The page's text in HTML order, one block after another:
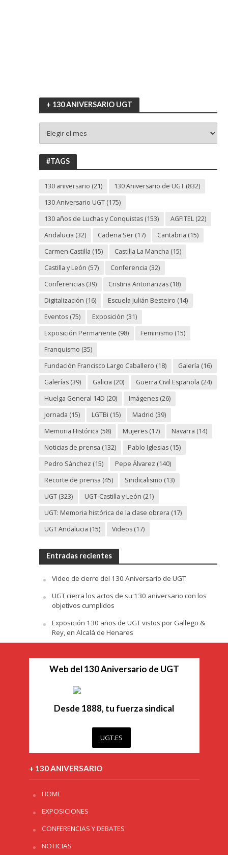
+ 130 ANIVERSARIO UGT
130
ANIVERSARIO
UGT
#TAGS
130 aniversario (21) 130 Aniversario de UGT(832)
130 Aniversario UGT(175)
130 años de Luchas y Conquistas(153) AGFITEL(22)
Andalucia (32) Cadena Ser(17) Cantabria (15)
Carmen Castilla (15) Castilla La Mancha (15)
Castilla y León (57) Conferencia (32)
Conferencias(39) Cristina Antoñanzas(18)
Digitalización (16) Escuela Julián Besteiro (14)
Eventos(75) Exposición (31)
Exposición Permanente (98) Feminismo (15)
Franquismo (35)
Fundación Francisco Largo Caballero (18) Galería (16)
Galerías(39) Galicia (20) Guerra Civil Española (24)
Huelga General 14D (20) Imágenes(26)
Jornada (15) LGTBi (15) Madrid (39)
Memoria Histórica (58) Mujeres(17) Navarra (14)
Noticias de prensa (132) Pablo Iglesias(15)
Pedro Sánchez (15) Pepe Álvarez (140)
Recorte de prensa (45) Sindicalismo (13)
UGT(323) UGT-Castilla y León (21)
UGT: Memoria histórica de la clase obrera (17)
UGT Andalucia (15) Videos(17)
Entradas recientes
Video de cierre del 130 Aniversario de UGT
UGT cierra los actos de su 130 aniversario con los
objetivos cumplidos
Exposición 130 años de UGT vistos por Gallego &
Rey, en Alcalá de Henares
Web del 130 Aniversario de UGT
Desde 1888, tu fuerza sindical
UGT.ES
+ 130 ANIVERSARIO
HOME
EXPOSICIONES
CONFERENCIAS Y DEBATES
NOTICIAS